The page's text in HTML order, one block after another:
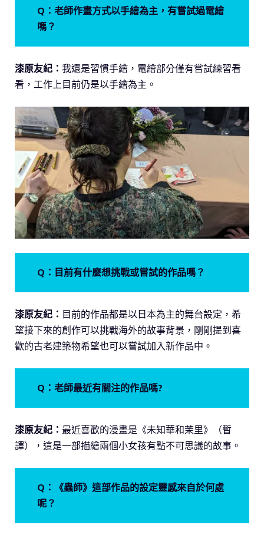
Q：老師作畫方式以手繪為主，有嘗試過電繪
嗎？
漆原友紀： 我還是習慣手繪，電繪部分僅有嘗試練習看
看，工作上目前仍是以手繪為主。
Q：目前有什麼想挑戰或嘗試的作品嗎？
漆原友紀： 目前的作品都是以日本為主的舞台設定，希
望接下來的創作可以挑戰海外的故事背景，剛剛提到喜
歡的古老建築物希望也可以嘗試加入新作品中。
Q：老師最近有關注的作品嗎?
漆原友紀： 最近喜歡的漫畫是《未知華和茉里》（暫
譯），這是一部描繪兩個小女孩有點不可思議的故事。
Q：《蟲師》這部作品的設定靈感來自於何處
呢？